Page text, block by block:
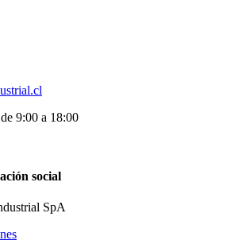
9:00 a 18:00
social
SpA